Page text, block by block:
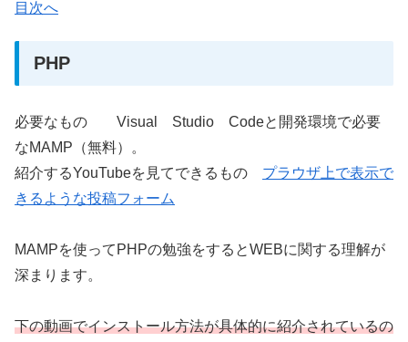
目次へ
PHP
必要なもの Visual Studio Codeと開発環境で必要
なMAMP（無料）。
紹介するYouTubeを見てできるもの プラウザ上で表示で
きるような投稿フォーム
MAMPを使ってPHPの勉強をするとWEBに関する理解が
深まります。
下の動画でインストール方法が具体的に紹介されているの